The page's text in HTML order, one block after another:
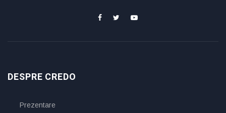
DESPRE CREDO
Prezentare